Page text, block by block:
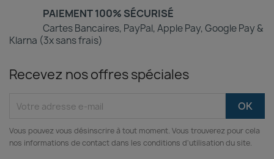
PAIEMENT 100% SÉCURISÉ
Cartes Bancaires, PayPal, Apple Pay, Google Pay &
Klarna (3x sans frais)
Recevez nos offres spéciales
Vous pouvez vous désinscrire à tout moment. Vous trouverez pour cela
nos informations de contact dans les conditions d'utilisation du site.